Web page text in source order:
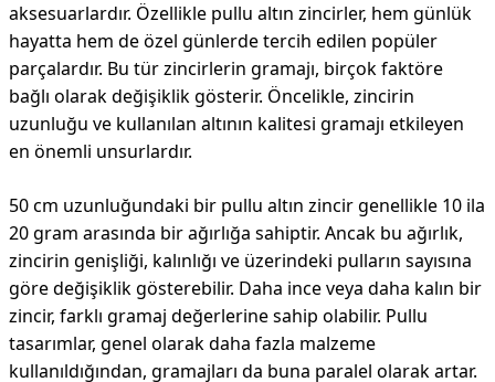
aksesuarlardır. Özellikle pullu altın zincirler, hem günlük
hayatta hem de özel günlerde tercih edilen popüler
parçalardır. Bu tür zincirlerin gramajı, birçok faktöre
bağlı olarak değişiklik gösterir. Öncelikle, zincirin
uzunluğu ve kullanılan altının kalitesi gramajı etkileyen
en önemli unsurlardır.
50 cm uzunluğundaki bir pullu altın zincir genellikle 10 ila
20 gram arasında bir ağırlığa sahiptir. Ancak bu ağırlık,
zincirin genişliği, kalınlığı ve üzerindeki pulların sayısına
göre değişiklik gösterebilir. Daha ince veya daha kalın bir
zincir, farklı gramaj değerlerine sahip olabilir. Pullu
tasarımlar, genel olarak daha fazla malzeme
kullanıldığından, gramajları da buna paralel olarak artar.